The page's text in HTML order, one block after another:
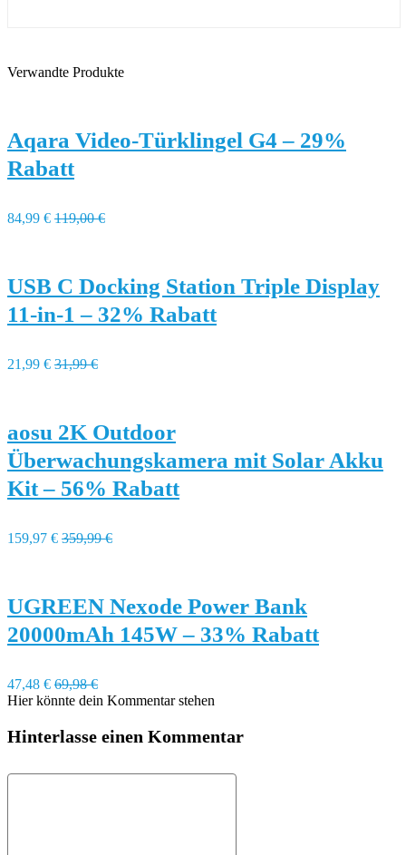
Verwandte Produkte
Aqara Video-Türklingel G4 – 29%
Rabatt
84,99 € 119,00 €
USB C Docking Station Triple Display
11-in-1 – 32% Rabatt
21,99 € 31,99 €
aosu 2K Outdoor
Überwachungskamera mit Solar Akku
Kit – 56% Rabatt
159,97 € 359,99 €
UGREEN Nexode Power Bank
20000mAh 145W – 33% Rabatt
47,48 € 69,98 €
Hier könnte dein Kommentar stehen
Hinterlasse einen Kommentar